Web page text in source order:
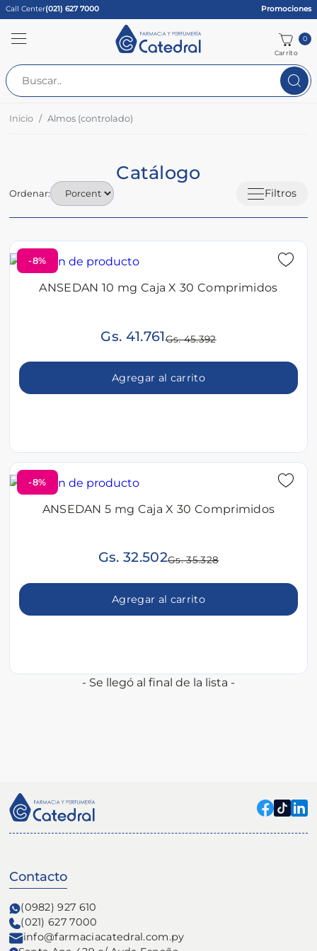
Call Center(021) 627 7000 Promociones
Carrito
0
Inicio Almos (controlado)
Catálogo
Filtros
Ordenar:
-8%
ANSEDAN 10 mg Caja X 30 Comprimidos
Gs. 41.761Gs. 45.392
Agregar al carrito
-8%
ANSEDAN 5 mg Caja X 30 Comprimidos
Gs. 32.502Gs. 35.328
Agregar al carrito
- Se llegó al final de la lista -
Contacto
(0982) 927 610
(021) 627 7000
info@farmaciacatedral.com.py